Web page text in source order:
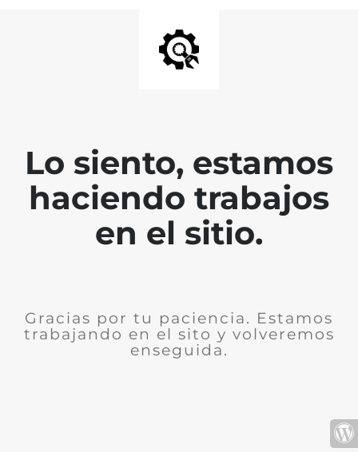
Lo siento, estamos
haciendo trabajos
en el sitio.
Gracias por tu paciencia. Estamos
trabajando en el sito y volveremos
enseguida.